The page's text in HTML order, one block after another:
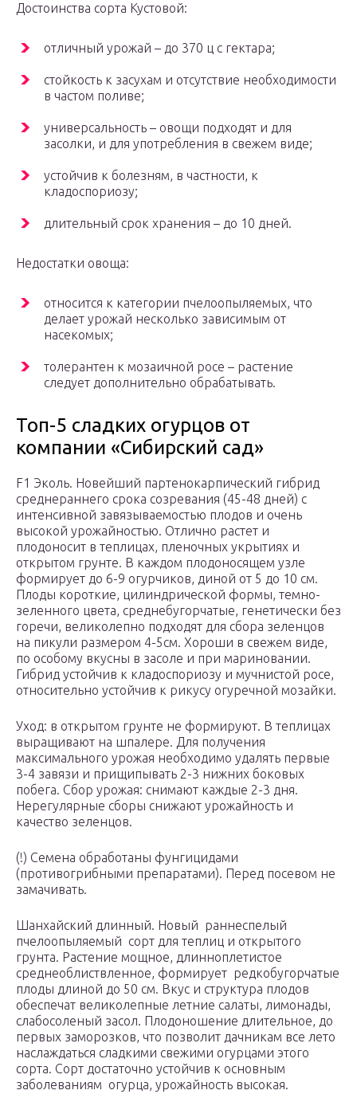
Достоинства сорта Кустовой:
отличный урожай – до 370 ц с гектара;
стойкость к засухам и отсутствие необходимости
в частом поливе;
универсальность – овощи подходят и для
засолки, и для употребления в свежем виде;
устойчив к болезням, в частности, к
кладоспориозу;
длительный срок хранения – до 10 дней.
Недостатки овоща:
относится к категории пчелоопыляемых, что
делает урожай несколько зависимым от
насекомых;
толерантен к мозаичной росе – растение
следует дополнительно обрабатывать.
Топ-5 сладких огурцов от
компании «Сибирский сад»
F1 Эколь. Новейший партенокарпический гибрид
среднераннего срока созревания (45-48 дней) с
интенсивной завязываемостью плодов и очень
высокой урожайностью. Отлично растет и
плодоносит в теплицах, пленочных укрытиях и
открытом грунте. В каждом плодоносящем узле
формирует до 6-9 огурчиков, диной от 5 до 10 см.
Плоды короткие, цилиндрической формы, темно-
зеленного цвета, среднебугорчатые, генетически без
горечи, великолепно подходят для сбора зеленцов
на пикули размером 4-5см. Хороши в свежем виде,
по особому вкусны в засоле и при мариновании.
Гибрид устойчив к кладоспориозу и мучнистой росе,
относительно устойчив к рикусу огуречной мозайки.
Уход: в открытом грунте не формируют. В теплицах
выращивают на шпалере. Для получения
максимального урожая необходимо удалять первые
3-4 завязи и прищипывать 2-3 нижних боковых
побега. Сбор урожая: снимают каждые 2-3 дня.
Нерегулярные сборы снижают урожайность и
качество зеленцов.
(!) Семена обработаны фунгицидами
(противогрибными препаратами). Перед посевом не
замачивать.
Шанхайский длинный. Новый раннеспелый
пчелоопыляемый сорт для теплиц и открытого
грунта. Растение мощное, длинноплетистое
среднеоблиствленное, формирует редкобугорчатые
плоды длиной до 50 см. Вкус и структура плодов
обеспечат великолепные летние салаты, лимонады,
слабосоленый засол. Плодоношение длительное, до
первых заморозков, что позволит дачникам все лето
наслаждаться сладкими свежими огурцами этого
сорта. Сорт достаточно устойчив к основным
заболеваниям огурца, урожайность высокая.